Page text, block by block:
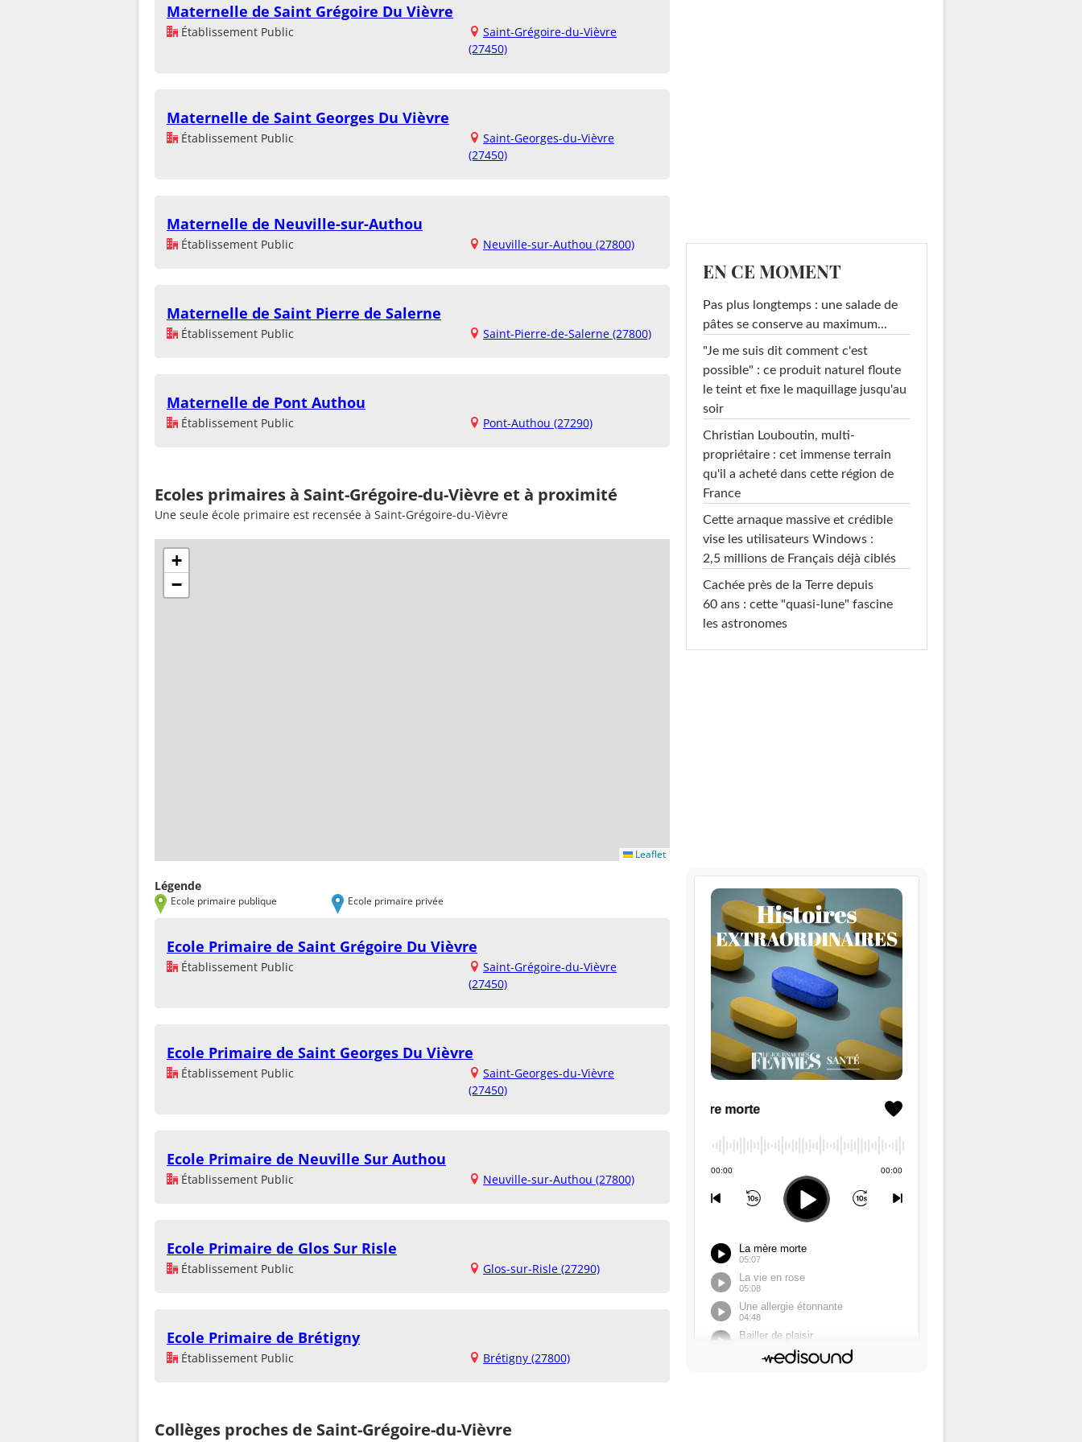
Maternelle de Saint Grégoire Du Vièvre
Établissement Public
Saint-Grégoire-du-Vièvre
(27450)
Maternelle de Saint Georges Du Vièvre
Établissement Public
Saint-Georges-du-Vièvre
(27450)
Maternelle de Neuville-sur-Authou
Établissement Public Neuville-sur-Authou (27800)
Maternelle de Saint Pierre de Salerne
Établissement Public Saint-Pierre-de-Salerne (27800)
Maternelle de Pont Authou
Établissement Public Pont-Authou (27290)
Ecoles primaires à Saint-Grégoire-du-Vièvre et à proximité
Une seule école primaire est recensée à Saint-Grégoire-du-Vièvre
+
−
Leaflet
Légende
Ecole primaire publique Ecole primaire privée
Ecole Primaire de Saint Grégoire Du Vièvre
Établissement Public
Saint-Grégoire-du-Vièvre
(27450)
Ecole Primaire de Saint Georges Du Vièvre
Établissement Public
Saint-Georges-du-Vièvre
(27450)
Ecole Primaire de Neuville Sur Authou
Établissement Public Neuville-sur-Authou (27800)
Ecole Primaire de Glos Sur Risle
Établissement Public Glos-sur-Risle (27290)
Ecole Primaire de Brétigny
Établissement Public Brétigny (27800)
Collèges proches de Saint-Grégoire-du-Vièvre
EN CE MOMENT
Pas plus longtemps : une salade de
pâtes se conserve au maximum...
"Je me suis dit comment c'est
possible" : ce produit naturel floute
le teint et fixe le maquillage jusqu'au
soir
Christian Louboutin, multi-
propriétaire : cet immense terrain
qu'il a acheté dans cette région de
France
Cette arnaque massive et crédible
vise les utilisateurs Windows :
2,5 millions de Français déjà ciblés
Cachée près de la Terre depuis
60 ans : cette "quasi-lune" fascine
les astronomes